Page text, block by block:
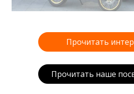
Прочитать
Прочитать наше